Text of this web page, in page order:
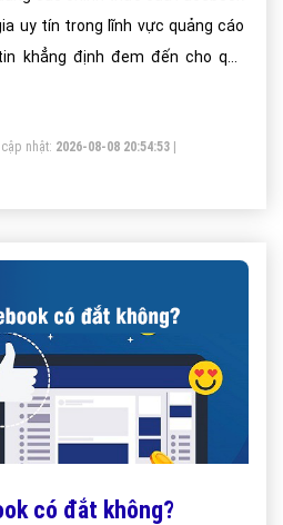
uy tín trong lĩnh vực quảng cáo
khẳng định đem đến cho quý
cập nhật: 2026-08-08 20:54:53
có đắt không?